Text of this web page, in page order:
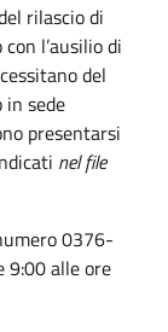
rilascio di
l’ausilio di
del
sede
presentarsi
nel file
0376-
9:00 alle ore